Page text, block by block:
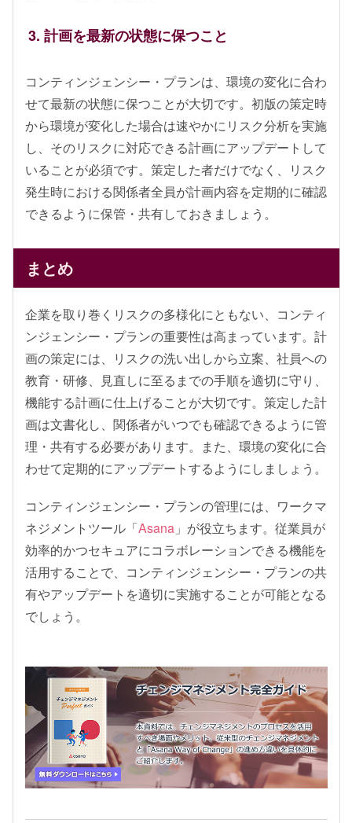
3. 計画を最新の状態に保つこと
コンティンジェンシー・プランは、環境の変化に合わ
せて最新の状態に保つことが大切です。初版の策定時
から環境が変化した場合は速やかにリスク分析を実施
し、そのリスクに対応できる計画にアップデートして
いることが必須です。策定した者だけでなく、リスク
発生時における関係者全員が計画内容を定期的に確認
できるように保管・共有しておきましょう。
まとめ
企業を取り巻くリスクの多様化にともない、コンティ
ンジェンシー・プランの重要性は高まっています。計
画の策定には、リスクの洗い出しから立案、社員への
教育・研修、見直しに至るまでの手順を適切に守り、
機能する計画に仕上げることが大切です。策定した計
画は文書化し、関係者がいつでも確認できるように管
理・共有する必要があります。また、環境の変化に合
わせて定期的にアップデートするようにしましょう。
コンティンジェンシー・プランの管理には、ワークマ
ネジメントツール「Asana 」が役立ちます。従業員が
効率的かつセキュアにコラボレーションできる機能を
活用することで、コンティンジェンシー・プランの共
有やアップデートを適切に実施することが可能となる
でしょう。